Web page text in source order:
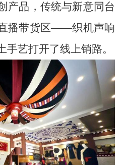
产品，传统与新意同台
播带货区——织机声响
艺打开了线上销路。